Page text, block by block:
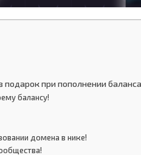
при пополнении
балансу!
домена в нике!